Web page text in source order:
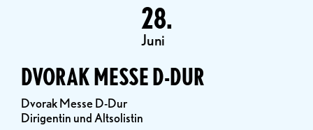
28.
Juni
DVORAK MESSE D-DUR
Dvorak Messe D-Dur
Dirigentin und Altsolistin